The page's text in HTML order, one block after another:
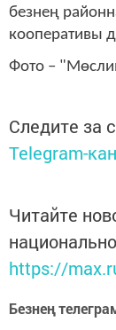
безнең
кооперативы
Фото –
Следите за
Telegram-
Читайте
https://
Безнең